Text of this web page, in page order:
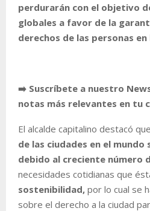
perdurarán con el objetivo
globales a favor de la
derechos de las personas en
➡️ Suscríbete a nuestro
notas más relevantes en tu
El alcalde capitalino destacó que
de las ciudades en el mundo
debido al creciente número
necesidades cotidianas que
sostenibilidad, por lo cual se
sobre el derecho a la ciudad